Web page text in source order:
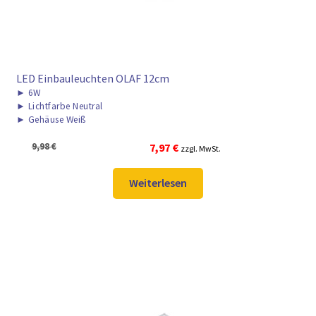
LED Einbauleuchten OLAF 12cm
► 6W
► Lichtfarbe Neutral
► Gehäuse Weiß
9,98€
Ursprünglicher
war:
9,98 €
7,97 €Aktueller
ist:
7,97 €.
zzgl. MwSt.
Weiterlesen